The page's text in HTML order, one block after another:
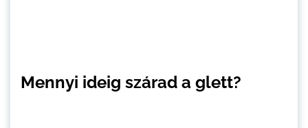
Mennyi ideig szárad a glett?